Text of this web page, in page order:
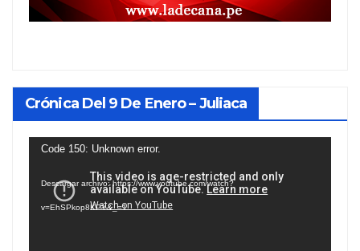
Crónica Del 9 De Enero – Juliaca
Reproductor
vídeo
Code 150: Unknown error.
Descargar archivo: https://www.youtube.com/watch?
v=EhSPkop8KPY&_=1